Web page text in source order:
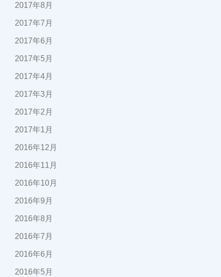
2017年8月
2017年7月
2017年6月
2017年5月
2017年4月
2017年3月
2017年2月
2017年1月
2016年12月
2016年11月
2016年10月
2016年9月
2016年8月
2016年7月
2016年6月
2016年5月